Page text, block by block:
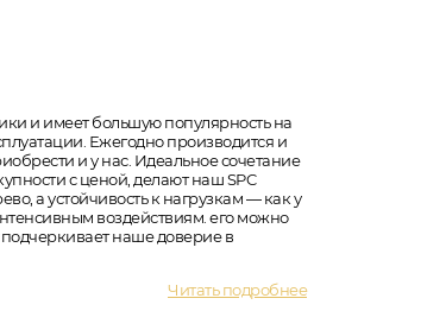
и имеет большую популярность на
Ежегодно производится и
и у нас. Идеальное сочетание
с ценой, делают наш SPC
а устойчивость к нагрузкам — как у
воздействиям. его можно
наше доверие в
Читать подробнее